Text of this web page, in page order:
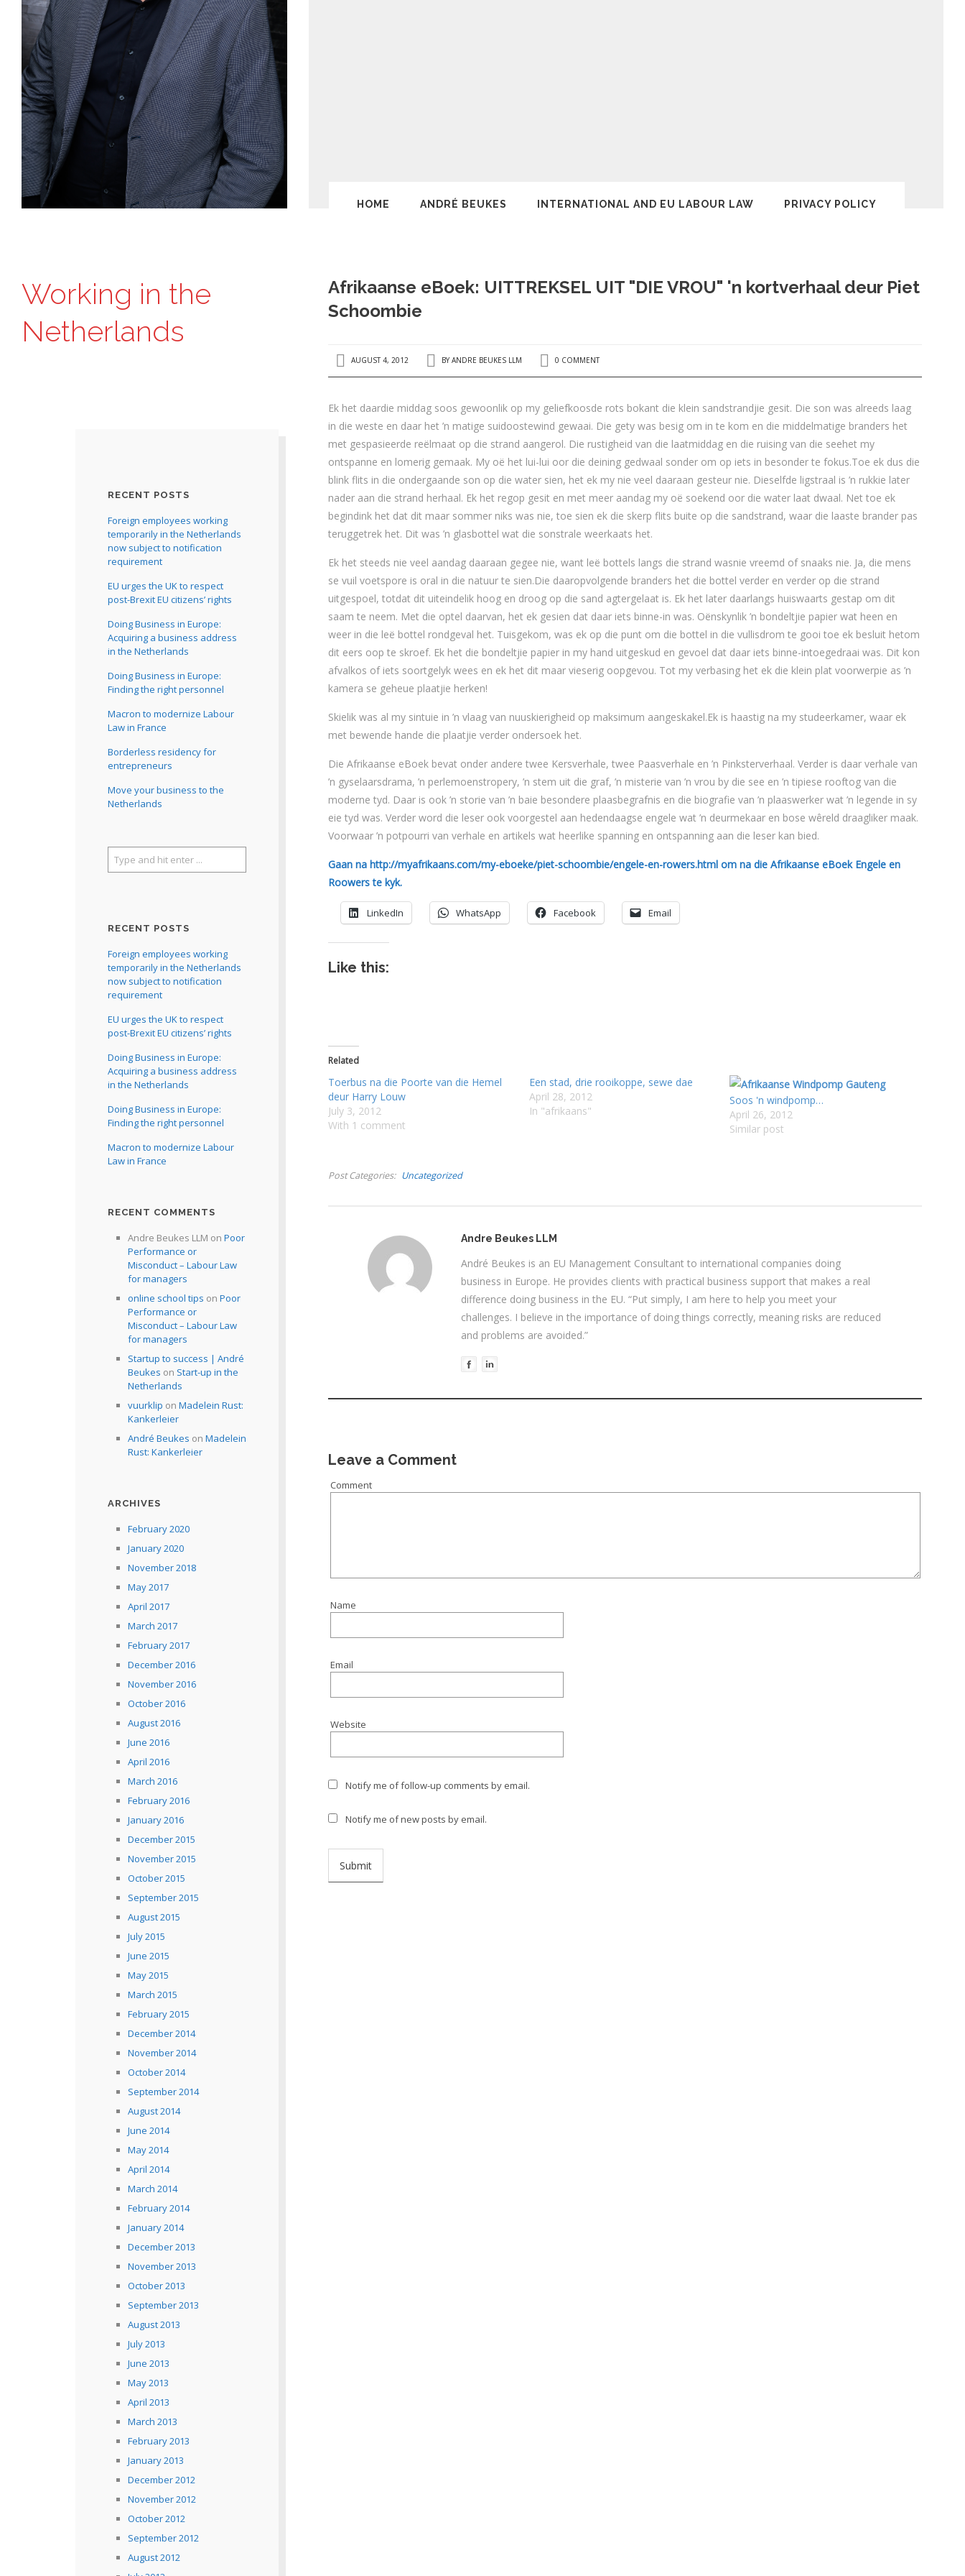
HOME ANDRÉ BEUKES INTERNATIONAL AND EU LABOUR LAW PRIVACY POLICY
Working in the
Netherlands
Afrikaanse eBoek: UITTREKSEL UIT "DIE VROU" 'n kortverhaal deur Piet
Schoombie
AUGUST 4, 2012 BYANDRE BEUKES LLM 0 COMMENT
Ek het daardie middag soos gewoonlik op my geliefkoosde rots bokant die klein sandstrandjie gesit. Die son was alreeds laag
in die weste en daar het ’n matige suidoostewind gewaai. Die gety was besig om in te kom en die middelmatige branders het
met gespasieerde reëlmaat op die strand aangerol. Die rustigheid van die laatmiddag en die ruising van die seehet my
ontspanne en lomerig gemaak. My oë het lui-lui oor die deining gedwaal sonder om op iets in besonder te fokus.Toe ek dus die
blink flits in die ondergaande son op die water sien, het ek my nie veel daaraan gesteur nie. Dieselfde ligstraal is ’n rukkie later
nader aan die strand herhaal. Ek het regop gesit en met meer aandag my oë soekend oor die water laat dwaal. Net toe ek
begindink het dat dit maar sommer niks was nie, toe sien ek die skerp flits buite op die sandstrand, waar die laaste brander pas
teruggetrek het. Dit was ’n glasbottel wat die sonstrale weerkaats het.
Ek het steeds nie veel aandag daaraan gegee nie, want leë bottels langs die strand wasnie vreemd of snaaks nie. Ja, die mens
se vuil voetspore is oral in die natuur te sien.Die daaropvolgende branders het die bottel verder en verder op die strand
uitgespoel, totdat dit uiteindelik hoog en droog op die sand agtergelaat is. Ek het later daarlangs huiswaarts gestap om dit
saam te neem. Met die optel daarvan, het ek gesien dat daar iets binne-in was. Oënskynlik ’n bondeltjie papier wat heen en
weer in die leë bottel rondgeval het. Tuisgekom, was ek op die punt om die bottel in die vullisdrom te gooi toe ek besluit hetom
dit eers oop te skroef. Ek het die bondeltjie papier in my hand uitgeskud en gevoel dat daar iets binne-intoegedraai was. Dit kon
afvalkos of iets soortgelyk wees en ek het dit maar vieserig oopgevou. Tot my verbasing het ek die klein plat voorwerpie as ’n
kamera se geheue plaatjie herken!
Skielik was al my sintuie in ’n vlaag van nuuskierigheid op maksimum aangeskakel.Ek is haastig na my studeerkamer, waar ek
met bewende hande die plaatjie verder ondersoek het.
Die Afrikaanse eBoek bevat onder andere twee Kersverhale, twee Paasverhale en ’n Pinksterverhaal. Verder is daar verhale van
’n gyselaarsdrama, ’n perlemoenstropery, ’n stem uit die graf, ’n misterie van ’n vrou by die see en ’n tipiese rooftog van die
moderne tyd. Daar is ook ’n storie van ’n baie besondere plaasbegrafnis en die biografie van ’n plaaswerker wat ’n legende in sy
eie tyd was. Verder word die leser ook voorgestel aan hedendaagse engele wat ’n deurmekaar en bose wêreld draagliker maak.
Voorwaar ’n potpourri van verhale en artikels wat heerlike spanning en ontspanning aan die leser kan bied.
Gaan na http://myafrikaans.com/my-eboeke/piet-schoombie/engele-en-rowers.html om na die Afrikaanse eBoek Engele en
Roowers te kyk.
LinkedIn WhatsApp Facebook Email
Like this:
Related
Toerbus na die Poorte van die Hemel
deur Harry Louw
July 3, 2012
With 1 comment
Een stad, drie rooikoppe, sewe dae
April 28, 2012
In "afrikaans"
Soos 'n windpomp…
April 26, 2012
Similar post
Post Categories Uncategorized
Andre Beukes LLM
André Beukes is an EU Management Consultant to international companies doing
business in Europe. He provides clients with practical business support that makes a real
difference doing business in the EU. “Put simply, I am here to help you meet your
challenges. I believe in the importance of doing things correctly, meaning risks are reduced
and problems are avoided.”
Leave a Comment
Comment
Name
Email
Website
Notify me of follow-up comments by email.
Notify me of new posts by email.
RECENT POSTS
Foreign employees working
temporarily in the Netherlands
now subject to notification
requirement
EU urges the UK to respect
post-Brexit EU citizens’ rights
Doing Business in Europe:
Acquiring a business address
in the Netherlands
Doing Business in Europe:
Finding the right personnel
Macron to modernize Labour
Law in France
Borderless residency for
entrepreneurs
Move your business to the
Netherlands
RECENT POSTS
Foreign employees working
temporarily in the Netherlands
now subject to notification
requirement
EU urges the UK to respect
post-Brexit EU citizens’ rights
Doing Business in Europe:
Acquiring a business address
in the Netherlands
Doing Business in Europe:
Finding the right personnel
Macron to modernize Labour
Law in France
RECENT COMMENTS
Andre Beukes LLM on Poor
Performance or
Misconduct – Labour Law
for managers
online school tips on Poor
Performance or
Misconduct – Labour Law
for managers
Startup to success | André
Beukes on Start-up in the
Netherlands
vuurklip on Madelein Rust:
Kankerleier
André Beukes on Madelein
Rust: Kankerleier
ARCHIVES
February 2020
January 2020
November 2018
May 2017
April 2017
March 2017
February 2017
December 2016
November 2016
October 2016
August 2016
June 2016
April 2016
March 2016
February 2016
January 2016
December 2015
November 2015
October 2015
September 2015
August 2015
July 2015
June 2015
May 2015
March 2015
February 2015
December 2014
November 2014
October 2014
September 2014
August 2014
June 2014
May 2014
April 2014
March 2014
February 2014
January 2014
December 2013
November 2013
October 2013
September 2013
August 2013
July 2013
June 2013
May 2013
April 2013
March 2013
February 2013
January 2013
December 2012
November 2012
October 2012
September 2012
August 2012